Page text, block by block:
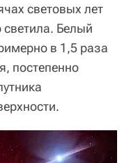
световых лет
светила. Белый
в 1,5 раза
постепенно